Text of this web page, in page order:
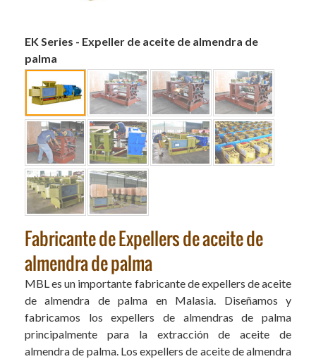
EK Series - Expeller de aceite de almendra de
palma
Fabricante de Expellers de aceite de
almendra de palma
MBL es un importante fabricante de expellers de aceite
de almendra de palma en Malasia. Diseñamos y
fabricamos los expellers de almendras de palma
principalmente para la extracción de aceite de
almendra de palma. Los expellers de aceite de almendra